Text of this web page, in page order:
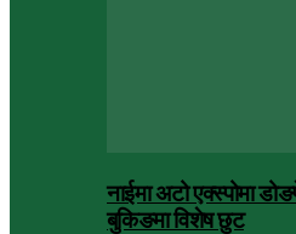
नाईमा अटो एक्स्पोमा
बुकिङमा विशेष छुट